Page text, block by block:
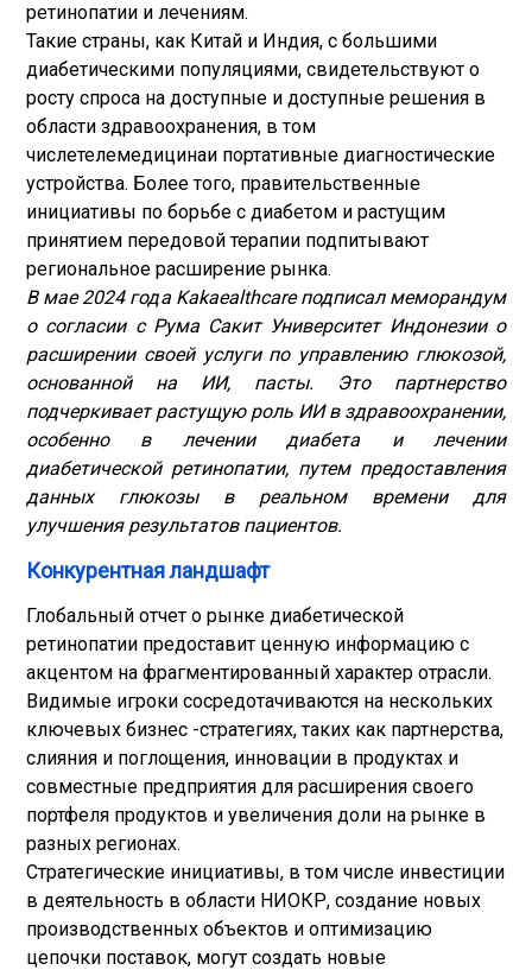
ретинопатии и лечениям.
Такие страны, как Китай и Индия, с большими
диабетическими популяциями, свидетельствуют о
росту спроса на доступные и доступные решения в
области здравоохранения, в том
числетелемедицинаи портативные диагностические
устройства. Более того, правительственные
инициативы по борьбе с диабетом и растущим
принятием передовой терапии подпитывают
региональное расширение рынка.
В мае 2024 года Kakaealthcare подписал меморандум
о согласии с Рума Сакит Университет Индонезии о
расширении своей услуги по управлению глюкозой,
основанной на ИИ, пасты. Это партнерство
подчеркивает растущую роль ИИ в здравоохранении,
особенно в лечении диабета и лечении
диабетической ретинопатии, путем предоставления
данных глюкозы в реальном времени для
улучшения результатов пациентов.
Конкурентная ландшафт
Глобальный отчет о рынке диабетической
ретинопатии предоставит ценную информацию с
акцентом на фрагментированный характер отрасли.
Видимые игроки сосредотачиваются на нескольких
ключевых бизнес -стратегиях, таких как партнерства,
слияния и поглощения, инновации в продуктах и
совместные предприятия для расширения своего
портфеля продуктов и увеличения доли на рынке в
разных регионах.
Стратегические инициативы, в том числе инвестиции
в деятельность в области НИОКР, создание новых
производственных объектов и оптимизацию
цепочки поставок, могут создать новые